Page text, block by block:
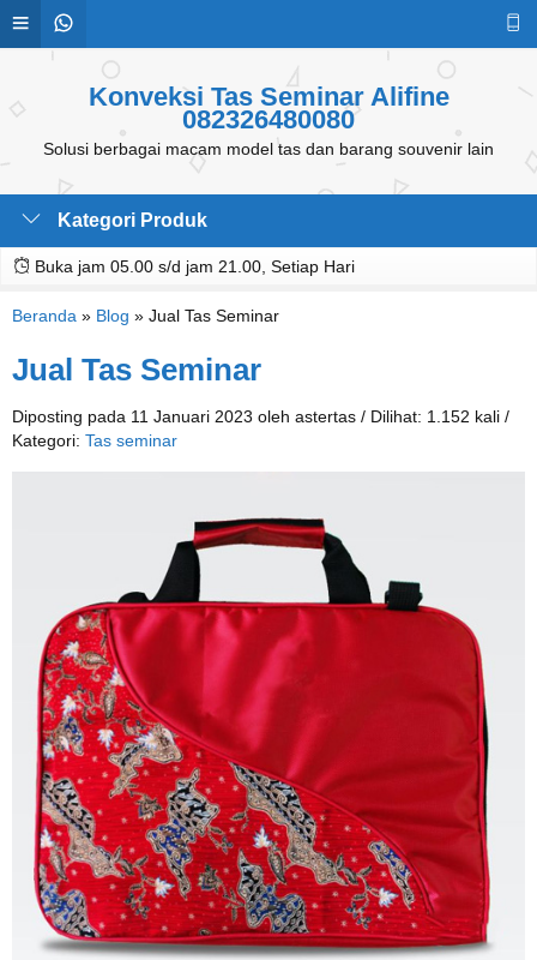
Konveksi Tas Seminar Alifine
082326480080
Solusi berbagai macam model tas dan barang souvenir lain
Kategori Produk
Buka jam 05.00 s/d jam 21.00, Setiap Hari
Beranda » Blog » Jual Tas Seminar
Jual Tas Seminar
Diposting pada 11 Januari 2023 oleh astertas / Dilihat: 1.152 kali /
Kategori: Tas seminar